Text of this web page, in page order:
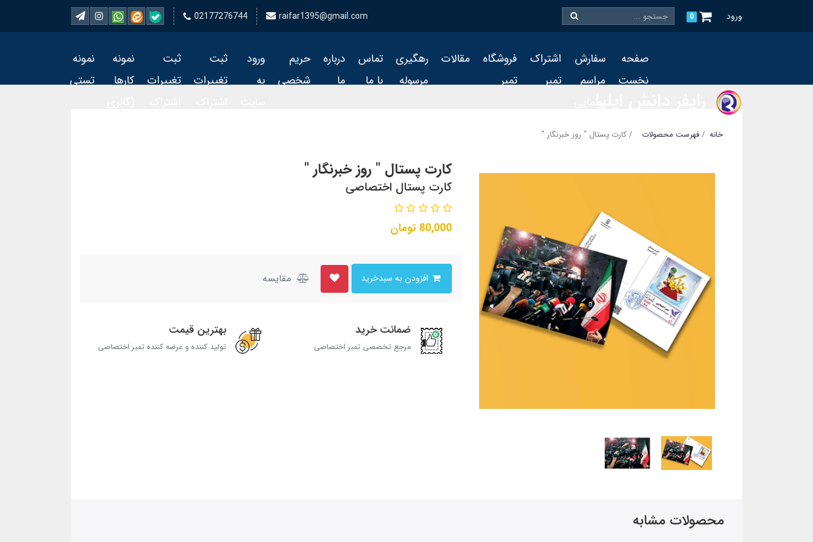
ورود 0
02177276744 raifar1395@gmail.com
صفحه
نخست
سفارش
مراسم
اشتراک
تمبر
فروشگاه
تمبر
مقالات
رهگیری
مرسوله
تماس
با ما
درباره
ما
حریم
شخصی
ورود
به
ثبت
تغییرات
ثبت
تغییرات
نمونه
کارها
نمونه
تستی
خانه فهرست محصولات کارت پستال " روز خبرنگار "
کارت پستال " روز خبرنگار "
کارت پستال اختصاصی
80,000 تومان
مقایسه
ضمانت خرید
مرجع تخصصی تمبر اختصاصی
بهترین قیمت
تولید کننده و عرضه کننده تمبر اختصاصی
محصولات مشابه